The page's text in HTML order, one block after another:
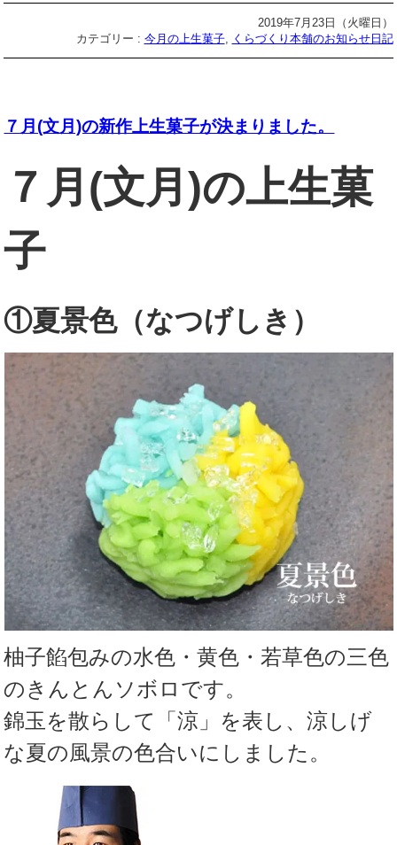
2019年7月23日（火曜日）
カテゴリー : 今月の上生菓子, くらづくり本舗のお知らせ日記
７月(文月)の新作上生菓子が決まりました。
７月(文月)の上生菓
子
①夏景色（なつげしき）
柚子餡包みの水色・黄色・若草色の三色
のきんとんソボロです。
錦玉を散らして「涼」を表し、涼しげ
な夏の風景の色合いにしました。